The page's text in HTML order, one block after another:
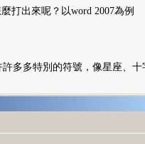
打出來呢？以word 2007為例
多多特別的符號，像星座、